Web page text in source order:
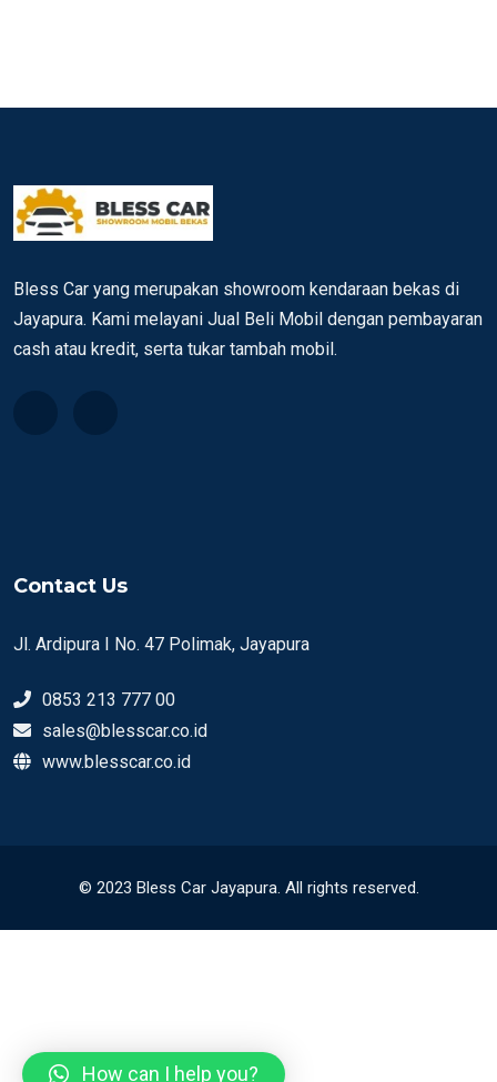
Bless Car yang merupakan showroom kendaraan bekas di
Jayapura. Kami melayani Jual Beli Mobil dengan pembayaran
cash atau kredit, serta tukar tambah mobil.
Contact Us
Jl. Ardipura I No. 47 Polimak, Jayapura
0853 213 777 00
sales@blesscar.co.id
www.blesscar.co.id
© 2023 Bless Car Jayapura. All rights reserved.
How can I help you?